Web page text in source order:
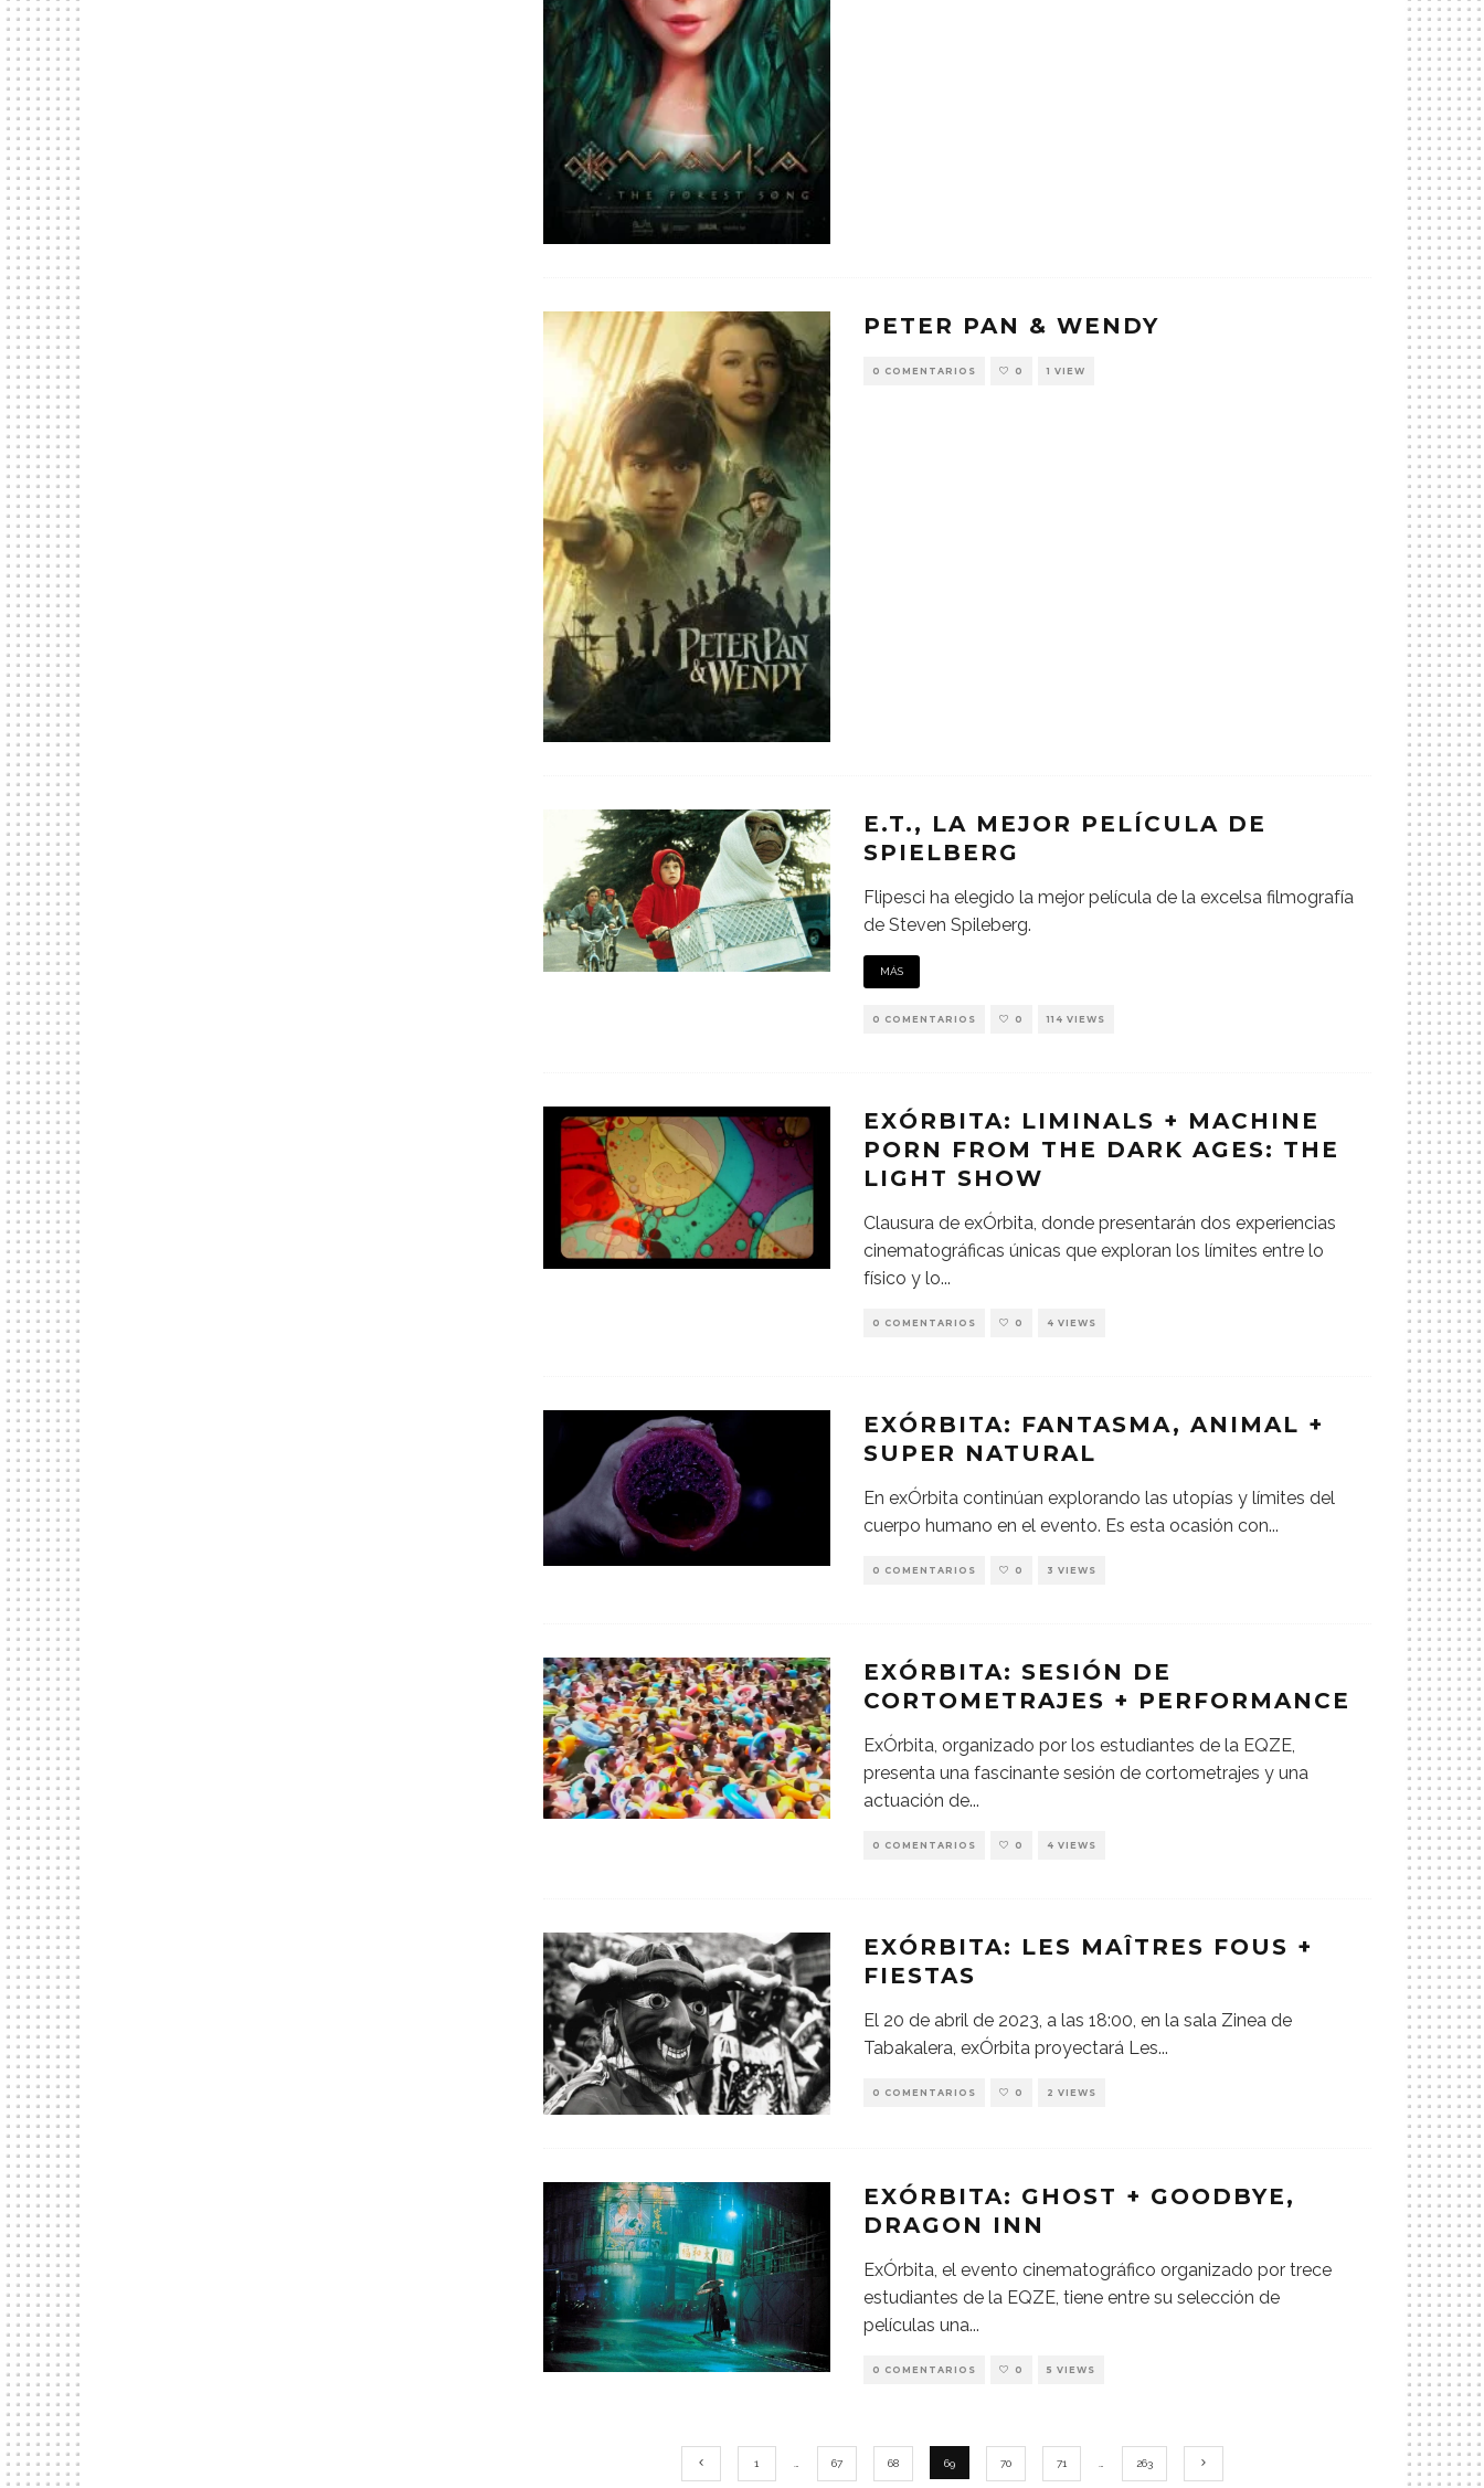
PETER PAN & WENDY
0 COMENTARIOS 0 1 VIEW
E.T., LA MEJOR PELÍCULA DE
SPIELBERG
Flipesci ha elegido la mejor película de la excelsa filmografía
de Steven Spileberg.
MÁS
0 COMENTARIOS 0 114 VIEWS
EXÓRBITA: LIMINALS + MACHINE
PORN FROM THE DARK AGES: THE
LIGHT SHOW
Clausura de exÓrbita, donde presentarán dos experiencias
cinematográficas únicas que exploran los límites entre lo
físico y lo...
0 COMENTARIOS 0 4 VIEWS
EXÓRBITA: FANTASMA, ANIMAL +
SUPER NATURAL
En exÓrbita continúan explorando las utopías y límites del
cuerpo humano en el evento. Es esta ocasión con...
0 COMENTARIOS 0 3 VIEWS
EXÓRBITA: SESIÓN DE
CORTOMETRAJES + PERFORMANCE
ExÓrbita, organizado por los estudiantes de la EQZE,
presenta una fascinante sesión de cortometrajes y una
actuación de...
0 COMENTARIOS 0 4 VIEWS
EXÓRBITA: LES MAÎTRES FOUS +
FIESTAS
El 20 de abril de 2023, a las 18:00, en la sala Zinea de
Tabakalera, exÓrbita proyectará Les...
0 COMENTARIOS 0 2 VIEWS
EXÓRBITA: GHOST + GOODBYE,
DRAGON INN
ExÓrbita, el evento cinematográfico organizado por trece
estudiantes de la EQZE, tiene entre su selección de
películas una...
0 COMENTARIOS 0 5 VIEWS
1 … 67 68 69 70 71 … 263